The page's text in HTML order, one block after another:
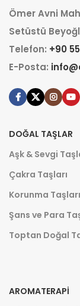
Ömer Avni
Setüstü
Telefon: +90
E-Posta:
DOĞAL TAŞLAR
Aşk & Sevgi
Çakra Taşları
Korunma Taşları
Şans ve Para
Toptan Doğal
AROMATERAPI